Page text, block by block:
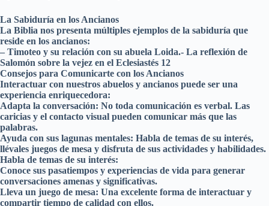
La Sabiduría en los Ancianos
La Biblia nos presenta múltiples ejemplos de la sabiduría que
reside en los ancianos:
– Timoteo y su relación con su abuela Loida.- La reflexión de
Salomón sobre la vejez en el Eclesiastés 12
Consejos para Comunicarte con los Ancianos
Interactuar con nuestros abuelos y ancianos puede ser una
experiencia enriquecedora:
Adapta la conversación: No toda comunicación es verbal. Las
caricias y el contacto visual pueden comunicar más que las
palabras.
Ayuda con sus lagunas mentales: Habla de temas de su interés,
llévales juegos de mesa y disfruta de sus actividades y habilidades.
Habla de temas de su interés:
Conoce sus pasatiempos y experiencias de vida para generar
conversaciones amenas y significativas.
Lleva un juego de mesa: Una excelente forma de interactuar y
compartir tiempo de calidad con ellos.